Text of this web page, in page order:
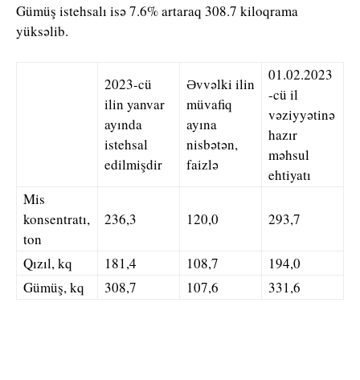
Gümüş istehsalı isə 7.6% artaraq 308.7 kiloqrama
yüksəlib.
2023-cü
ilin yanvar
ayında
istehsal
edilmişdir
Əvvəlki ilin
müvafiq
ayına
nisbətən,
faizlə
01.02.2023
-cü il
vəziyyətinə
hazır
məhsul
ehtiyatı
Mis
konsentratı,
ton
236,3 120,0 293,7
Qızıl, kq 181,4 108,7
194,0
Gümüş, kq
308,7 107,6 331,6